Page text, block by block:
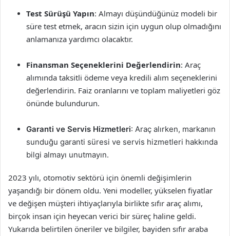
Test Sürüşü Yapın: Almayı düşündüğünüz modeli bir
süre test etmek, aracın sizin için uygun olup olmadığını
anlamanıza yardımcı olacaktır.
Finansman Seçeneklerini Değerlendirin: Araç
alımında taksitli ödeme veya kredili alım seçeneklerini
değerlendirin. Faiz oranlarını ve toplam maliyetleri göz
önünde bulundurun.
Garanti ve Servis Hizmetleri: Araç alırken, markanın
sunduğu garanti süresi ve servis hizmetleri hakkında
bilgi almayı unutmayın.
2023 yılı, otomotiv sektörü için önemli değişimlerin
yaşandığı bir dönem oldu. Yeni modeller, yükselen fiyatlar
ve değişen müşteri ihtiyaçlarıyla birlikte sıfır araç alımı,
birçok insan için heyecan verici bir süreç haline geldi.
Yukarıda belirtilen öneriler ve bilgiler, bayiden sıfır araba